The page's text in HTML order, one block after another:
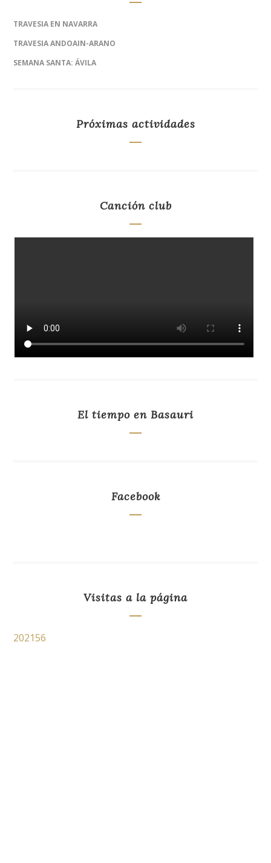
TRAVESIA EN NAVARRA
TRAVESIA ANDOAIN-ARANO
SEMANA SANTA: ÁVILA
Próximas actividades
Canción club
El tiempo en Basauri
Facebook
Visitas a la página
202156